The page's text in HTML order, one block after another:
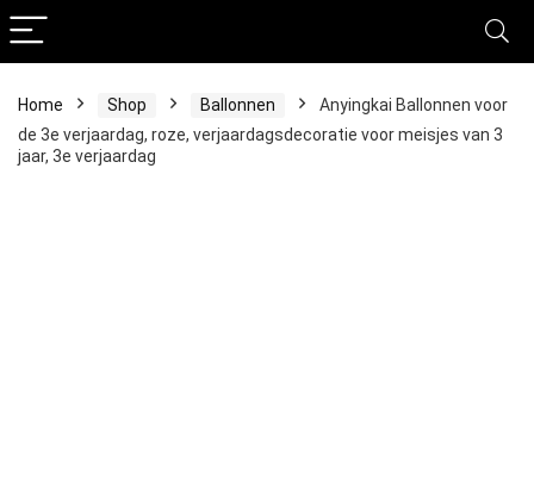
Home Shop Ballonnen
Anyingkai Ballonnen voor
de 3e verjaardag, roze, verjaardagsdecoratie voor meisjes van 3
jaar, 3e verjaardag